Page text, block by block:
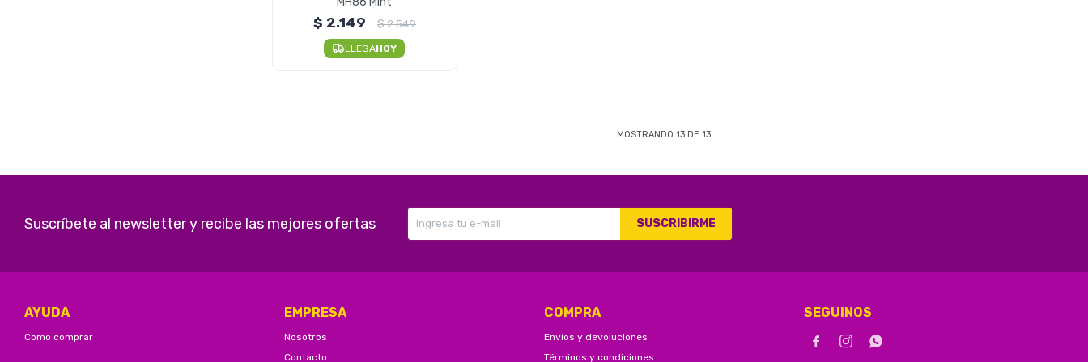
$ 2.149 $2.549
LLEGAHOY
MOSTRANDO13 DE13
Suscríbete al newsletter y recibe las mejores ofertas SUSCRIBIRME
AYUDA
Como comprar
EMPRESA
Nosotros
Contacto
COMPRA
Envíos y devoluciones
Términos y condiciones
SEGUINOS
  